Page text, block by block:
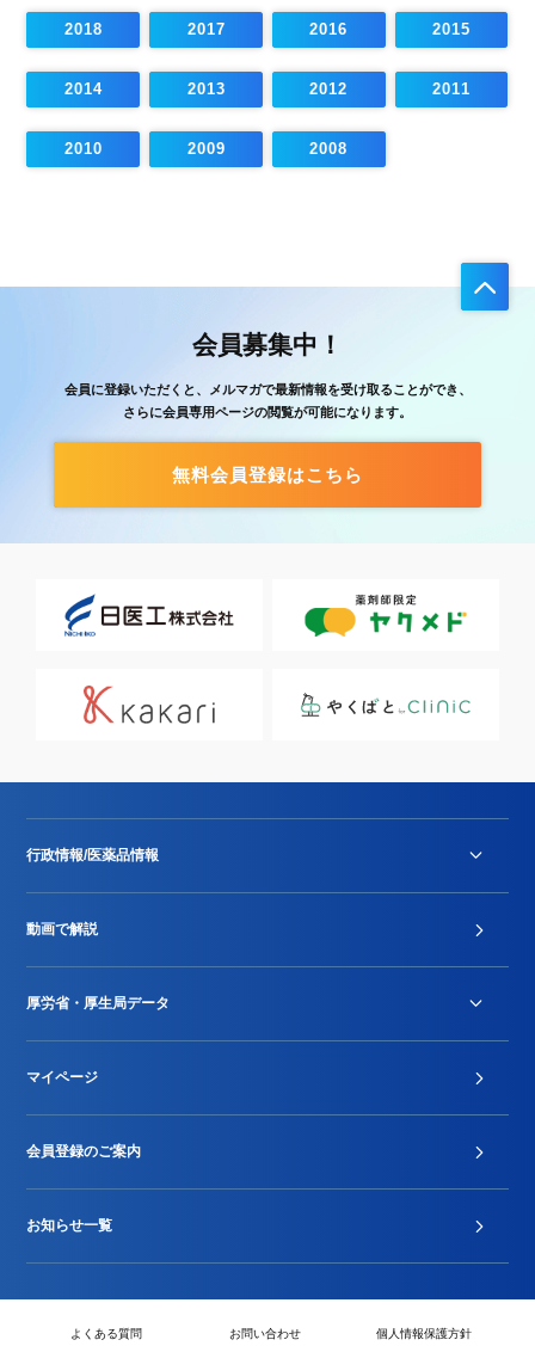
2018 2017 2016 2015
2014 2013 2012 2011
2010 2009 2008
会員募集中！
会員に登録いただくと、メルマガで最新情報を受け取ることができ、
さらに会員専用ページの閲覧が可能になります。
無料会員登録はこちら
行政情報/医薬品情報
Stu-GEレポート
動画で解説
厚労省・厚生局データ
2024年度新設項目届出状況
マイページ
会員登録のご案内
お知らせ一覧
よくある質問 お問い合わせ 個人情報保護方針